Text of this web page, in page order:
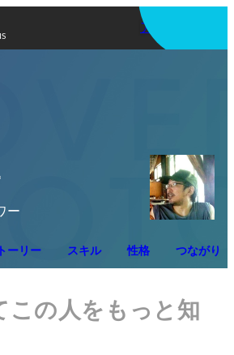
アプリを使う
ー
ーリー スキル 性格 つながり
この人をもっと知